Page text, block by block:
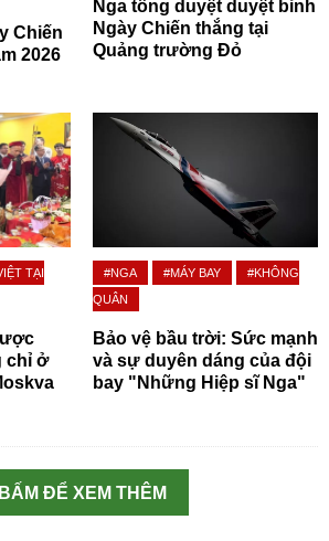
Chiến
2026
Nga tổng duyệt duyệt binh
Ngày Chiến thắng tại
Quảng trường Đỏ
TẠI
chỉ ở
#NGA #MÁY BAY
#KHÔNG
QUÂN
Bảo vệ bầu trời: Sức mạnh
và sự duyên dáng của đội
bay "Những Hiệp sĩ Nga"
BẤM ĐỂ XEM THÊM